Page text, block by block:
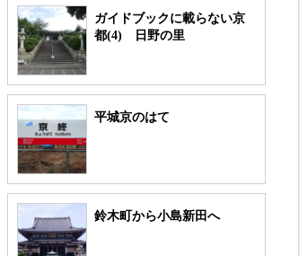
ガイドブックに載らない京
都(4) 日野の里
平城京のはて
鈴木町から小島新田へ